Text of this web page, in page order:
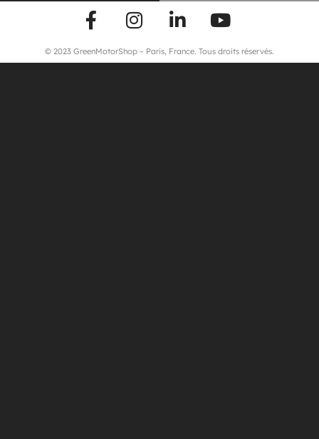
© 2023 GreenMotorShop – Paris, France. Tous droits réservés.